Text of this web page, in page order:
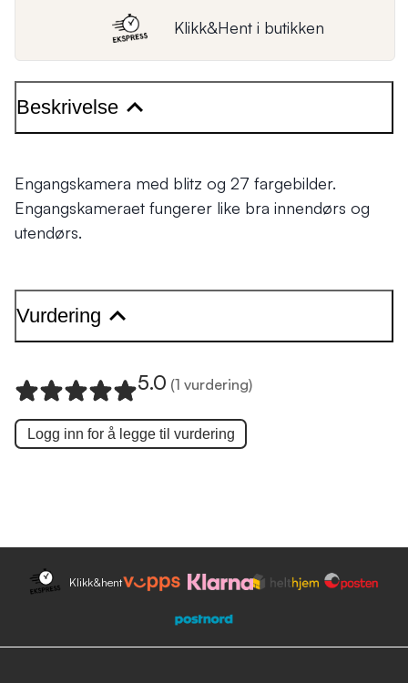
Klikk&Hent i butikken
Beskrivelse
Engangskamera med blitz og 27 fargebilder.
Engangskameraet fungerer like bra innendørs og
utendørs.
Vurdering
5.0 (1 vurdering)
Logg inn for å legge til vurdering
Klikk&hent